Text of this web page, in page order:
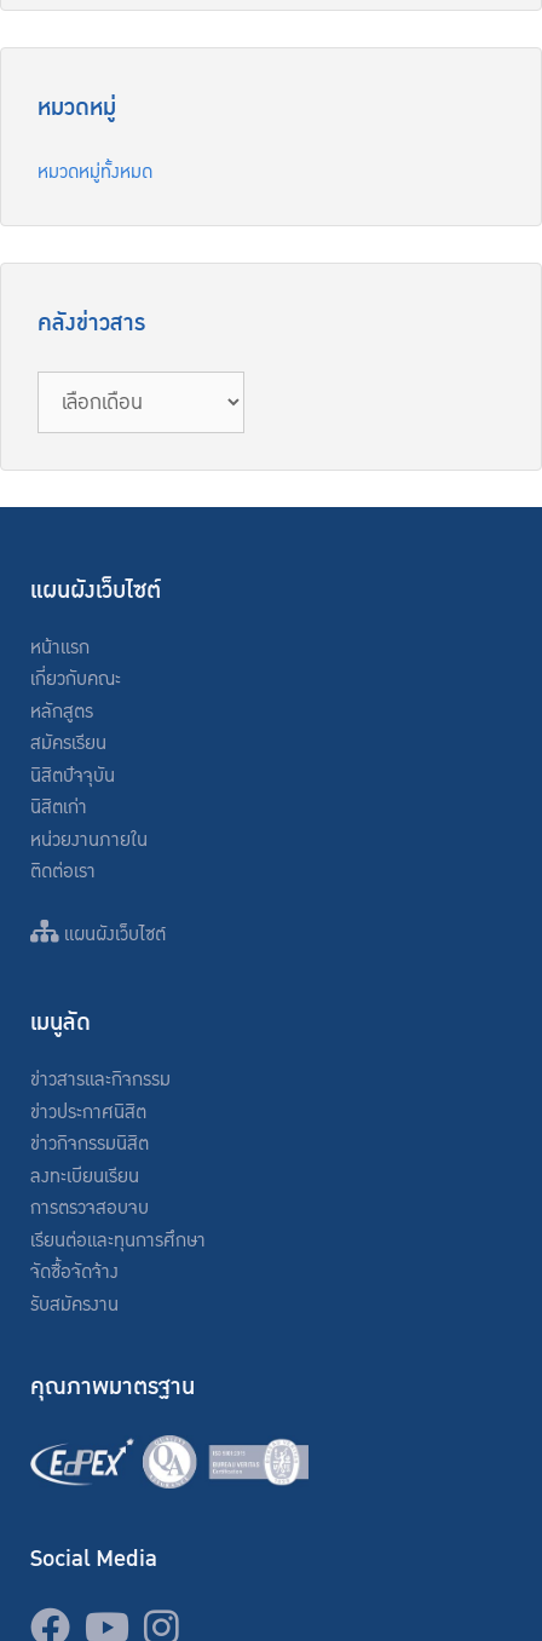
หมวดหมู่
หมวดหมู่ทั้งหมด
คลังข่าวสาร
ข่าวสาร
แผนผังเว็บไซต์
หน้าแรก
เกี่ยวกับคณะ
หลักสูตร
สมัครเรียน
นิสิตปัจจุบัน
นิสิตเก่า
หน่วยงานภายใน
ติดต่อเรา
แผนผังเว็บไซต์
เมนูลัด
ข่าวสารและกิจกรรม
ข่าวประกาศนิสิต
ข่าวกิจกรรมนิสิต
ลงทะเบียนเรียน
การตรวจสอบจบ
เรียนต่อและทุนการศึกษา
จัดซื้อจัดจ้าง
รับสมัครงาน
คุณภาพมาตรฐาน
Social Media